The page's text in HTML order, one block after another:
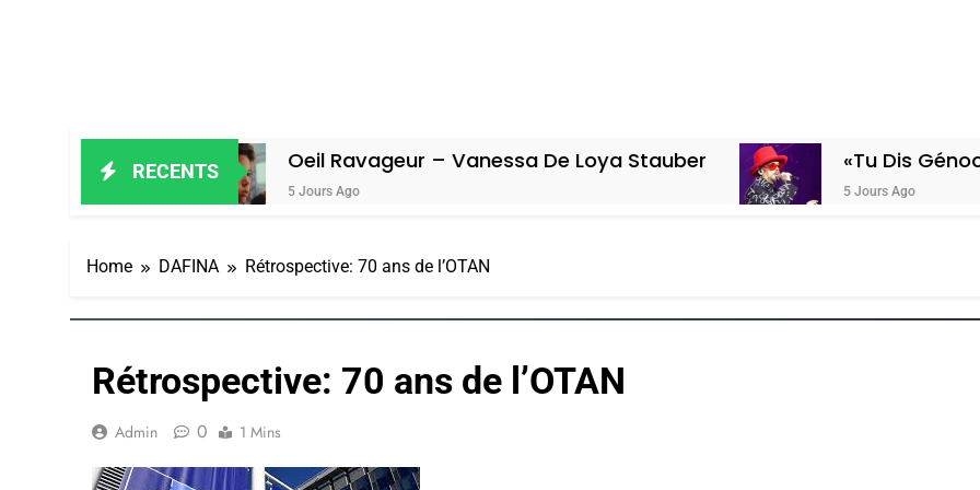
RECENTSOeil Ravageur – Vanessa De Loya Stauber
5 Jours Ago
«Tu Dis Génocide, Je
5 Jours Ago
Home DAFINA Rétrospective: 70 ans de l’OTAN
Rétrospective: 70 ans de l’OTAN
Admin 0 1 Mins